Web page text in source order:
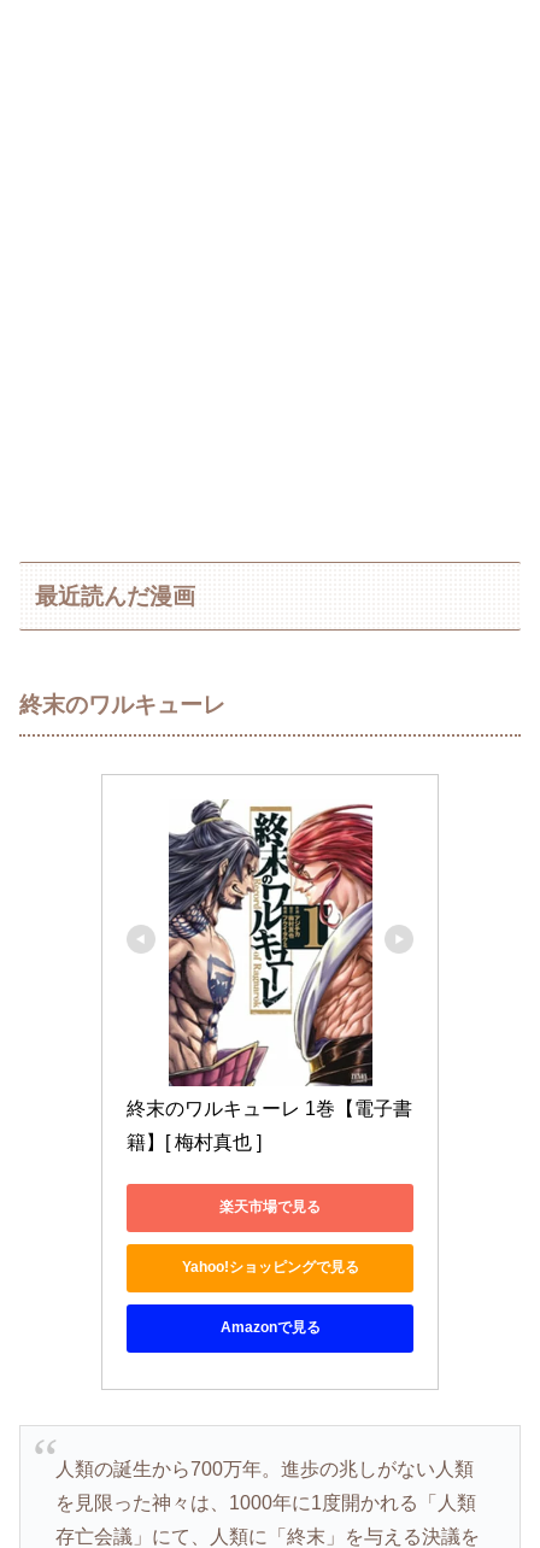
最近読んだ漫画
終末のワルキューレ
終末のワルキューレ 1巻【電子書
籍】[ 梅村真也 ]
楽天市場で見る
Yahoo!ショッピングで見る
Amazonで見る
人類の誕生から700万年。進歩の兆しがない人類
を見限った神々は、1000年に1度開かれる「人類
存亡会議」にて、人類に「終末」を与える決議を